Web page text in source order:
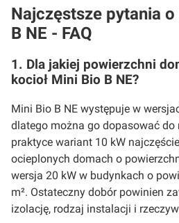
Najczęstsze pytania
B NE - FAQ
1. Dla jakiej powierzchni
kocioł Mini Bio B NE?
Mini Bio B NE występuje w
dlatego można go dopasować do
praktyce wariant 10 kW
ocieplonych domach o
wersja 20 kW w budynkach o
m². Ostateczny dobór powinien
izolację, rodzaj instalacji i